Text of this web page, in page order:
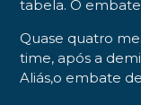
tabela. O embate
Quase quatro
time, após a
Aliás,o embate